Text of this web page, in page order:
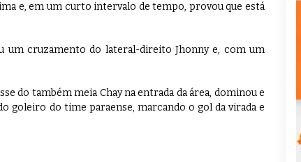
e, em um curto intervalo de tempo, provou que está
um cruzamento do lateral-direito Jhonny e, com um
do também meia Chay na entrada da área, dominou e
goleiro do time paraense, marcando o gol da virada e